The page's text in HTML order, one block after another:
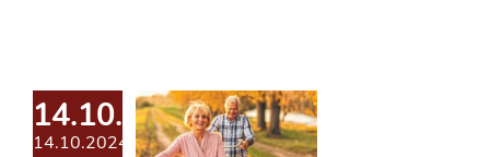
14.10.2024
14.10.2024